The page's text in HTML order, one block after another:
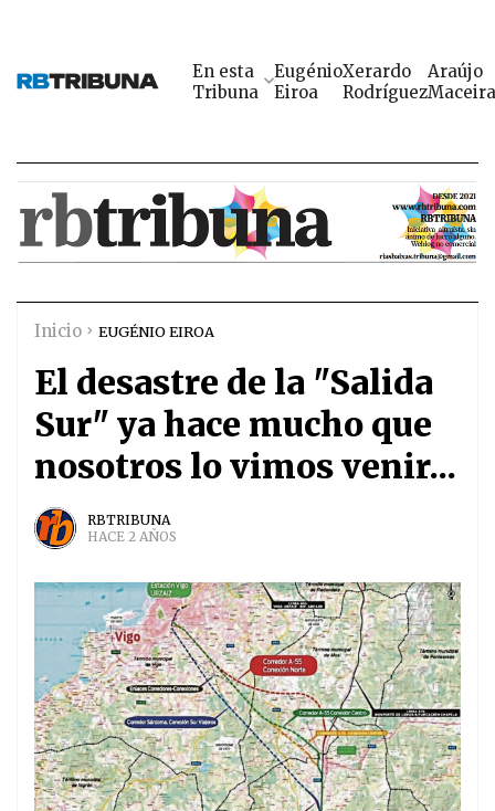
En esta
Tribuna
Eugénio
Eiroa
Xerardo
Rodríguez
Araújo
Maceira
Inicio EUGÉNIO EIROA
El desastre de la "Salida
Sur" ya hace mucho que
nosotros lo vimos venir...
RBTRIBUNA
HACE 2 AÑOS